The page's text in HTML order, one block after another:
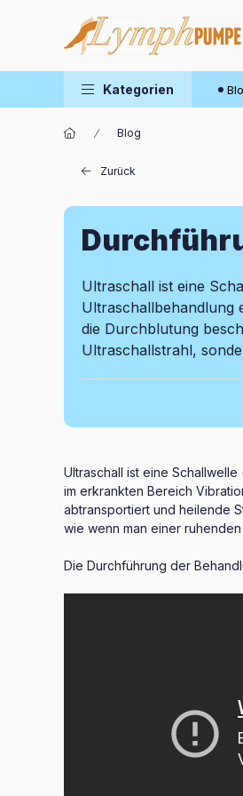
Kategorien
Blog
Zurück
Ultraschall ist eine
Ultraschallbehandlung
die Durchblutung
Ultraschallstrahl,
Ultraschall ist eine
im erkrankten Bereich
abtransportiert und heilende
wie wenn man einer
Die Durchführung der